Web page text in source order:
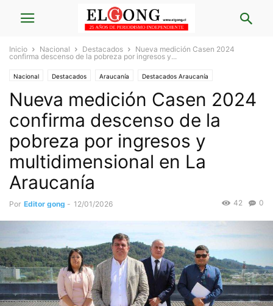
Inicio Nacional Destacados
Nueva medición Casen 2024
confirma descenso de la pobreza por ingresos y...
Nacional Destacados Araucanía Destacados Araucanía
Nueva medición Casen 2024
confirma descenso de la
pobreza por ingresos y
multidimensional en La
Araucanía
Por Editor gong - 12/01/2026 0
42